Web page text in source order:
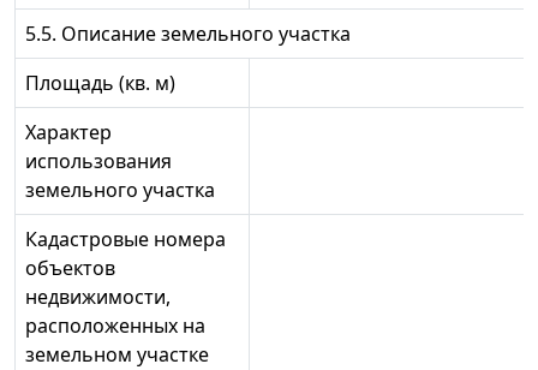
5.5. Описание земельного участка
Площадь (кв. м)
Характер
использования
земельного участка
Кадастровые номера
объектов
недвижимости,
расположенных на
земельном участке